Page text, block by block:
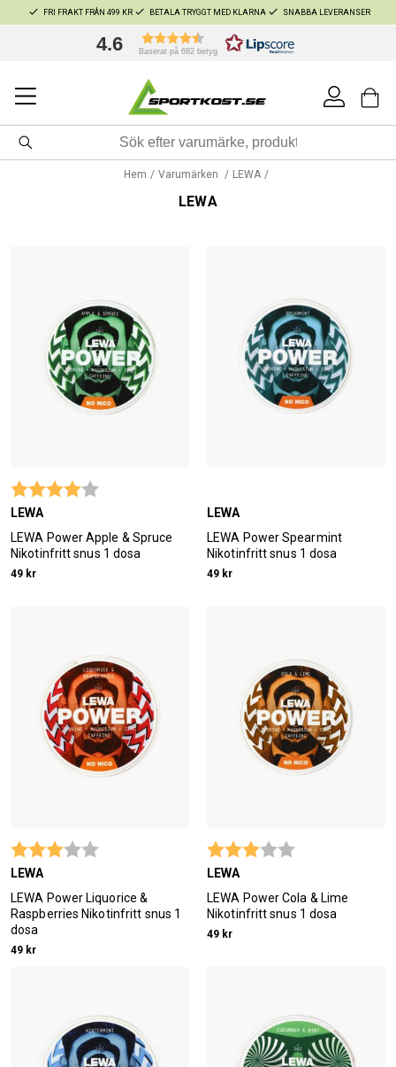
FRI FRAKT FRÅN 499 KR BETALA TRYGGT MED KLARNA SNABBA LEVERANSER
4.6 Baserat på 682 betyg
Hem Varumärken LEWA
LEWA
Betyg:
LEWA
LEWA Power Apple & Spruce
Nikotinfritt snus 1 dosa
49 kr
LEWA
LEWA Power Spearmint
Nikotinfritt snus 1 dosa
49 kr
Betyg: 3.0 utav 5 stjärnor
LEWA
LEWA Power Liquorice &
Raspberries Nikotinfritt snus 1
dosa
49 kr
Betyg:
LEWA
LEWA Power Cola & Lime
Nikotinfritt snus 1 dosa
49 kr